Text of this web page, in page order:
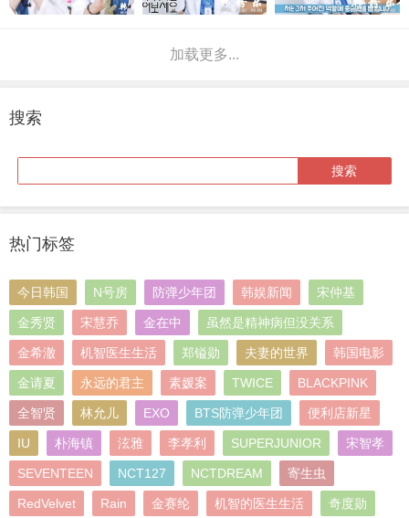
加载更多...
搜索
热门标签
今日韩国 N号房 防弹少年团 韩娱新闻 宋仲基
金秀贤 宋慧乔 金在中 虽然是精神病但没关系
金希澈 机智医生生活 郑镒勋 夫妻的世界 韩国电影
金请夏 永远的君主 素媛案 TWICE BLACKPINK
全智贤 林允儿 EXO BTS防弹少年团 便利店新星
IU 朴海镇 泫雅 李孝利 SUPERJUNIOR 宋智孝
SEVENTEEN NCT127 NCTDREAM 寄生虫
RedVelvet Rain 金赛纶 机智的医生生活 奇度勋